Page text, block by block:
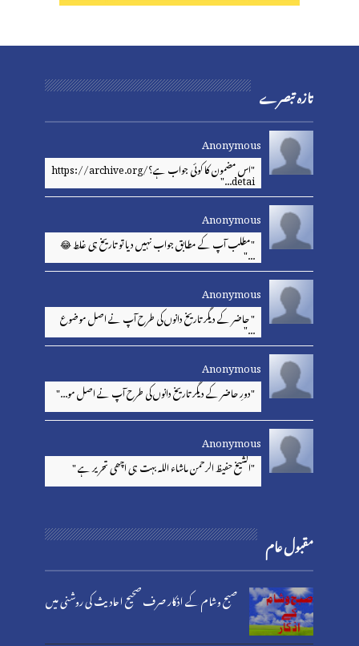
تازہ تبصرے
Anonymous
"اس مضمون کا کوئی جواب ہے؟https://archive.org/ detai..."
Anonymous
"مطلب آپ کے مطابق جواب نہیں دیا تو تاریخ ہی غلط 😂
..."
Anonymous
" حاضر کے دیگر تاریخ دانوں کی طرح آپ نے اصل موضوع
..."
Anonymous
"دورِ حاضر کے دیگر تاریخ دانوں کی طرح آپ نے اصل مو..."
Anonymous
"الشیخ حفیظ الرحمن ماشاء اللہ بہت ہی اچھی تحریر ہے "
مقبول عام
صبح وشام کے اذکار صرف صحیح احادیث کی روشنی میں